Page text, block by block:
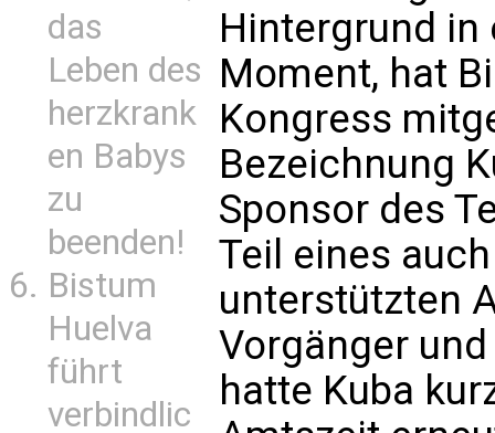
das
Leben des
herzkrank
en Babys
zu
beenden!
Bistum
Huelva
führt
verbindlic
Hintergrund
Moment, hat
Kongress
Bezeichnung
Sponsor des
Teil eines
unterstützten
Vorgänger
hatte Kuba